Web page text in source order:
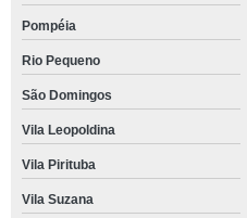
Pompéia
Rio Pequeno
São Domingos
Vila Leopoldina
Vila Pirituba
Vila Suzana